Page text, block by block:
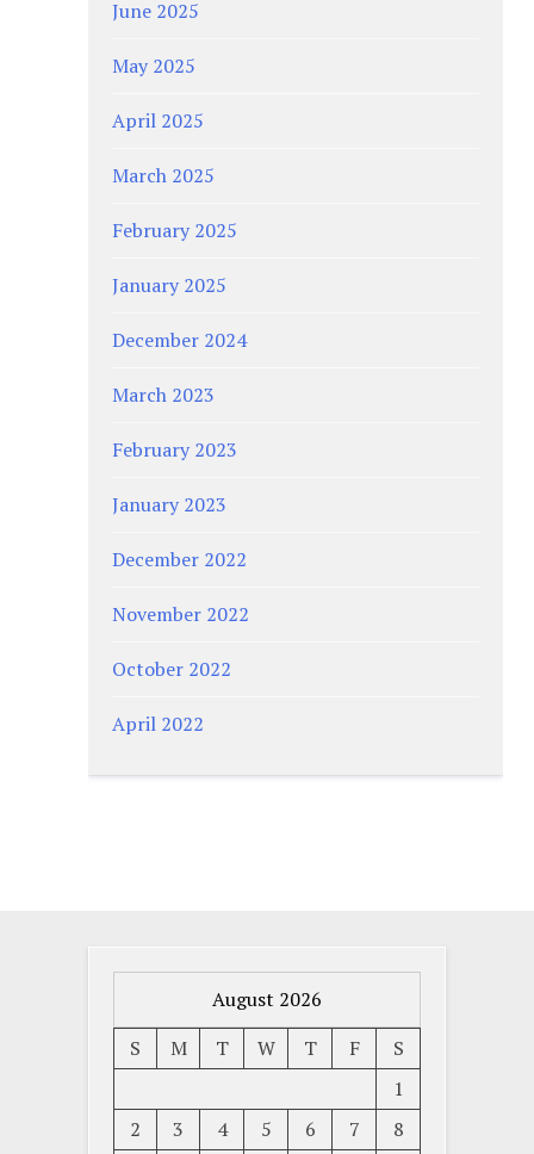
June 2025
May 2025
April 2025
March 2025
February 2025
January 2025
December 2024
March 2023
February 2023
January 2023
December 2022
November 2022
October 2022
April 2022
August 2026
S
M T W T F
S
1
2
3 4 5 6 7 8